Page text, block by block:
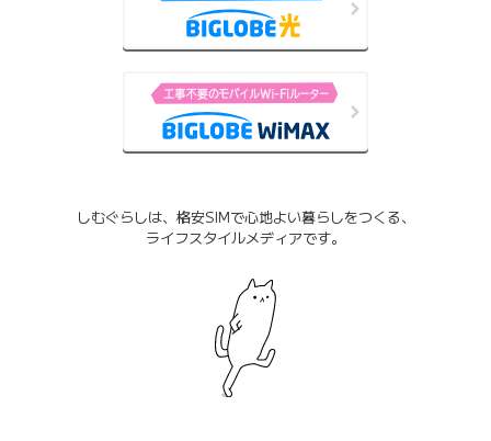
しむぐらしは、格安SIMで心地よい暮らしをつくる、
ライフスタイルメディアです。